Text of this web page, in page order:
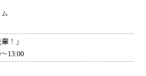
！」
13:00